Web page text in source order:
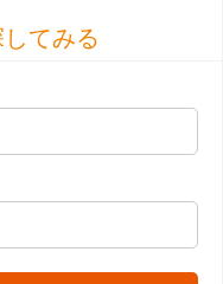
てみる